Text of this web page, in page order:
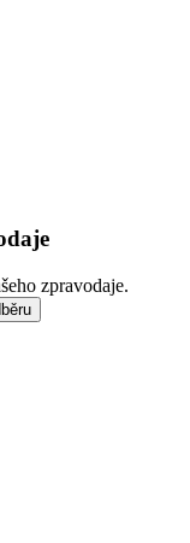
zpravodaje.